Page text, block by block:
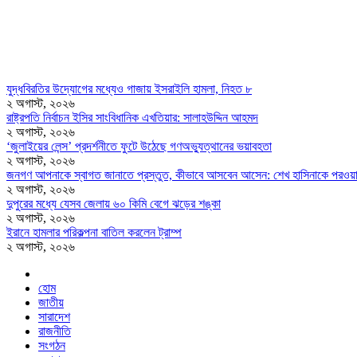
যুদ্ধবিরতির উদ্যোগের মধ্যেও গাজায় ইসরাইলি হামলা, নিহত ৮
২ অগাস্ট, ২০২৬
রাষ্ট্রপতি নির্বাচন ইসির সাংবিধানিক এখতিয়ার: সালাহউদ্দিন আহমদ
২ অগাস্ট, ২০২৬
‘জুলাইয়ের লেন্স’ প্রদর্শনীতে ফুটে উঠেছে গণঅভ্যুত্থানের ভয়াবহতা
২ অগাস্ট, ২০২৬
জনগণ আপনাকে স্বাগত জানাতে প্রস্তুত, কীভাবে আসবেন আসেন: শেখ হাসিনাকে
২ অগাস্ট, ২০২৬
দুপুরের মধ্যে যেসব জেলায় ৬০ কিমি বেগে ঝড়ের শঙ্কা
২ অগাস্ট, ২০২৬
ইরানে হামলার পরিকল্পনা বাতিল করলেন ট্রাম্প
২ অগাস্ট, ২০২৬
হোম
জাতীয়
সারাদেশ
রাজনীতি
সংগঠন